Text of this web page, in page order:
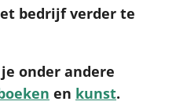
bedrijf verder te
onder andere
en kunst.